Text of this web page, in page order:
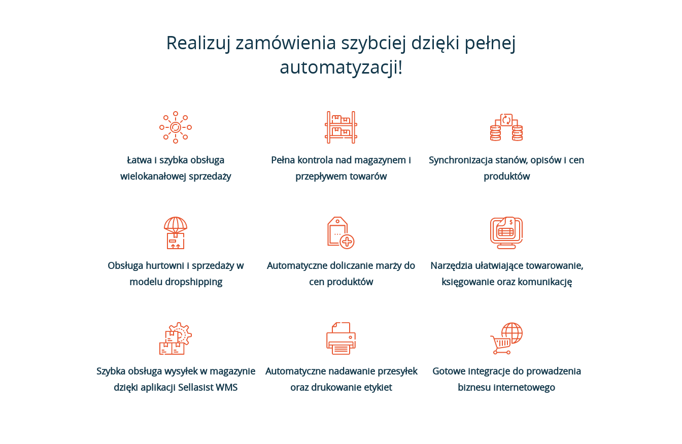
Realizuj zamówienia szybciej dzięki pełnej
automatyzacji!
Łatwa i szybka obsługa
wielokanałowej sprzedaży
Pełna kontrola nad magazynem i
przepływem towarów
Synchronizacja stanów, opisów i cen
produktów
Obsługa hurtowni i sprzedaży w
modelu dropshipping
Automatyczne doliczanie marży do
cen produktów
Narzędzia ułatwiające towarowanie,
księgowanie oraz komunikację
Szybka obsługa wysyłek w magazynie
dzięki aplikacji Sellasist WMS
Automatyczne nadawanie przesyłek
oraz drukowanie etykiet
Gotowe integracje do prowadzenia
biznesu internetowego